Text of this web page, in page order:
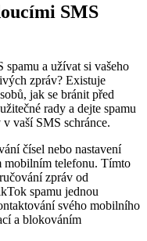
SMS
a užívat si vašeho
zpráv? Existuje
jak se bránit před
rady a dejte spamu
vaší SMS schránce.
čísel nebo nastavení
mobilním telefonu. Tímto
zpráv od
spamu jednou
svého mobilního
a blokováním